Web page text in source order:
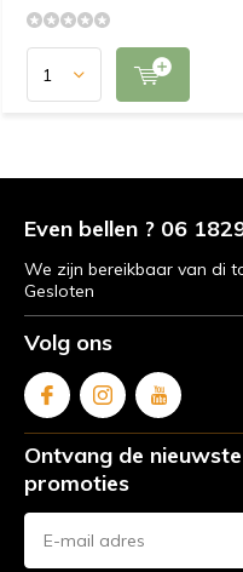
Even bellen ? 06
We zijn bereikbaar van di
Gesloten
Volg ons
Ontvang de
promoties